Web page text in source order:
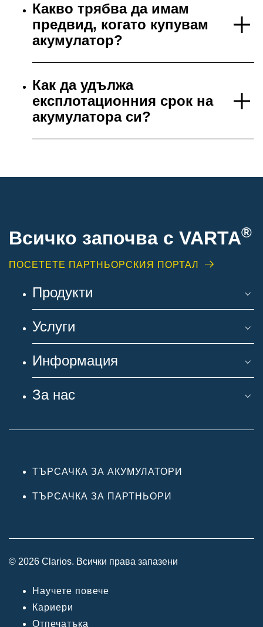
Какво трябва да имам
предвид, когато купувам
акумулатор?
Как да удължа
експлотационния срок на
акумулатора си?
Всичко започва с VARTA®
ПОСЕТЕТЕ ПАРТНЬОРСКИЯ ПОРТАЛ
Продукти
Услуги
Информация
За нас
ТЪРСАЧКА ЗА АКУМУЛАТОРИ
ТЪРСАЧКА ЗА ПАРТНЬОРИ
© 2026 Clarios. Всички права запазени
Научете повече
Кариери
Отпечатъка